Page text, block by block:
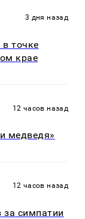
3 дня назад
точке
крае
12 часов назад
медведя»
12 часов назад
за симпатии